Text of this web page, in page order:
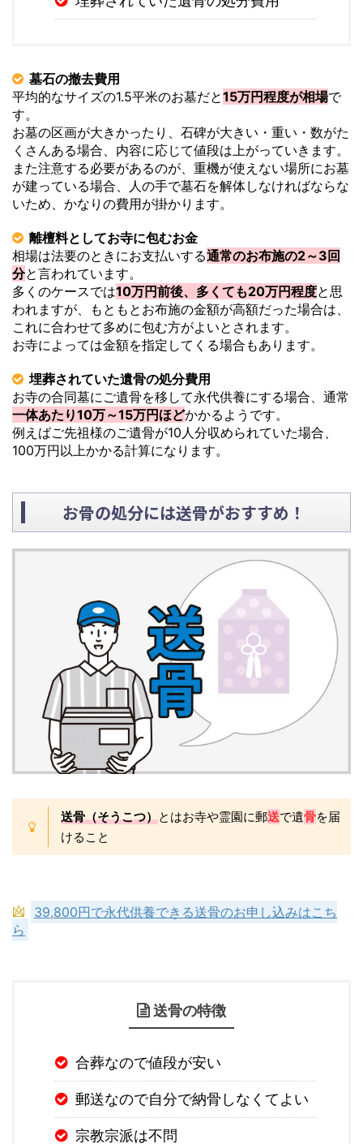
墓石の撤去費用
平均的なサイズの1.5平米のお墓だと15万円程度が相場で
す。
お墓の区画が大きかったり、石碑が大きい・重い・数がた
くさんある場合、内容に応じて値段は上がっていきます。
また注意する必要があるのが、重機が使えない場所にお墓
が建っている場合、人の手で墓石を解体しなければならな
いため、かなりの費用が掛かります。
離檀料としてお寺に包むお金
相場は法要のときにお支払いする通常のお布施の2～3回
分と言われています。
多くのケースでは10万円前後、多くても20万円程度と思
われますが、もともとお布施の金額が高額だった場合は、
これに合わせて多めに包む方がよいとされます。
お寺によっては金額を指定してくる場合もあります。
埋葬されていた遺骨の処分費用
お寺の合同墓にご遺骨を移して永代供養にする場合、通常
一体あたり10万～15万円ほどかかるようです。
例えばご先祖様のご遺骨が10人分収められていた場合、
100万円以上かかる計算になります。
お骨の処分には送骨がおすすめ！
送骨（そうこつ）とはお寺や霊園に郵送で遺骨を届
けること
39,800円で永代供養できる送骨のお申し込みはこち
ら
送骨の特徴
合葬なので値段が安い
郵送なので自分で納骨しなくてよい
宗教宗派は不問